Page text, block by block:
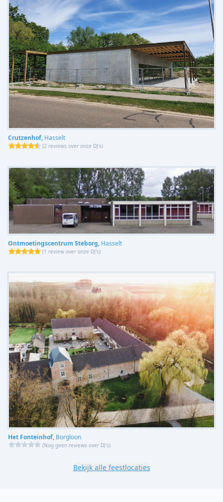
Crutzenhof, Hasselt
(2 reviews over onze DJ's)
Ontmoetingscentrum Steborg, Hasselt
(1 review over onze DJ's)
Het Fonteinhof, Borgloon
(Nog geen reviews over DJ's)
Bekijk alle feestlocaties